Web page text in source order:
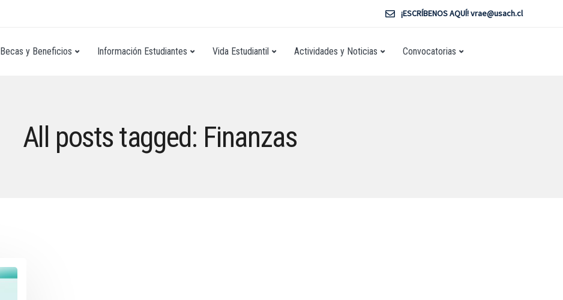
¡ESCRÍBENOS AQUÍ! vrae@usach.cl
Becas y Beneficios Información Estudiantes Vida Estudiantil Actividades y Noticias Convocatorias
All posts tagged: Finanzas